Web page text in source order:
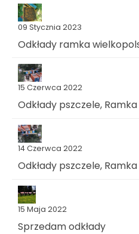
09 Stycznia 2023
Odkłady ramka
15 Czerwca 2022
Odkłady pszczele,
14 Czerwca 2022
Odkłady pszczele,
15 Maja 2022
Sprzedam odkłady